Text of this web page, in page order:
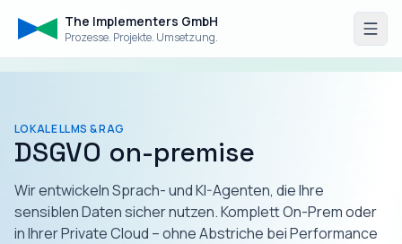
The Implementers GmbH
Prozesse. Projekte. Umsetzung.
LOKALE LLMS & RAG
DSGVO on-premise
Wir entwickeln Sprach- und KI-Agenten, die Ihre
sensiblen Daten sicher nutzen. Komplett On-Prem oder
in Ihrer Private Cloud – ohne Abstriche bei Performance